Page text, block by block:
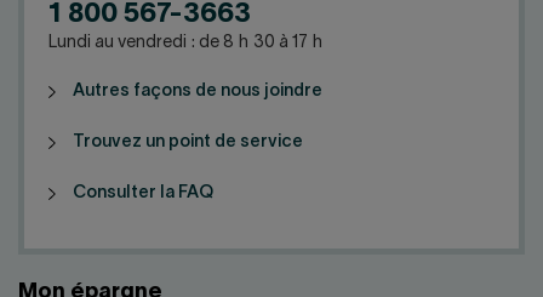
1 800 567-3663
Lundi au vendredi : de 8 h 30 à 17 h
Autres façons de nous joindre
Trouvez un point de service
Consulter la FAQ
Mon épargne